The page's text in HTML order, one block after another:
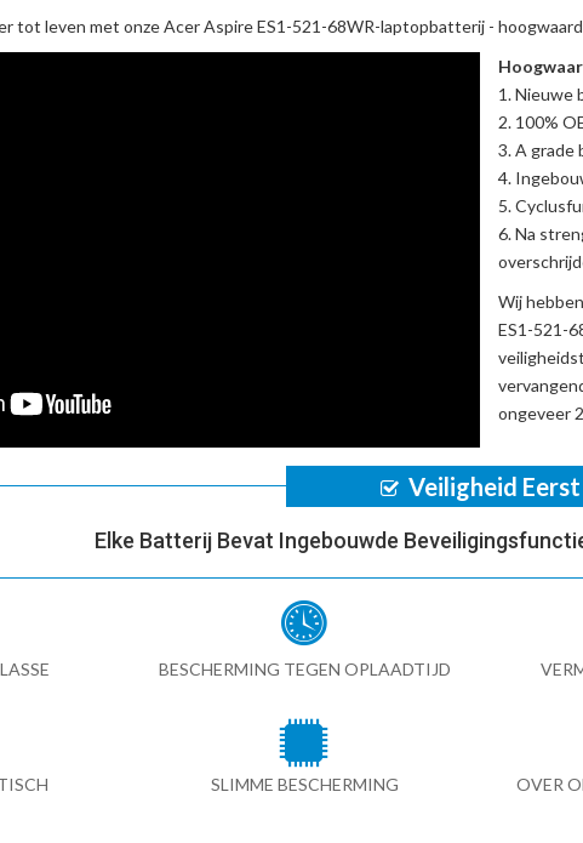
tot leven met onzeAcer Aspire ES1-521-68WR-laptopbatterij -
Nieuwe
100%
A grade
Na
Wij
ES1-521-
ongeveer
Veiligheid Eerst
Elke Batterij Bevat Ingebouwde
BESCHERMING TEGEN OPLAADTIJD
SLIMME BESCHERMING OVER